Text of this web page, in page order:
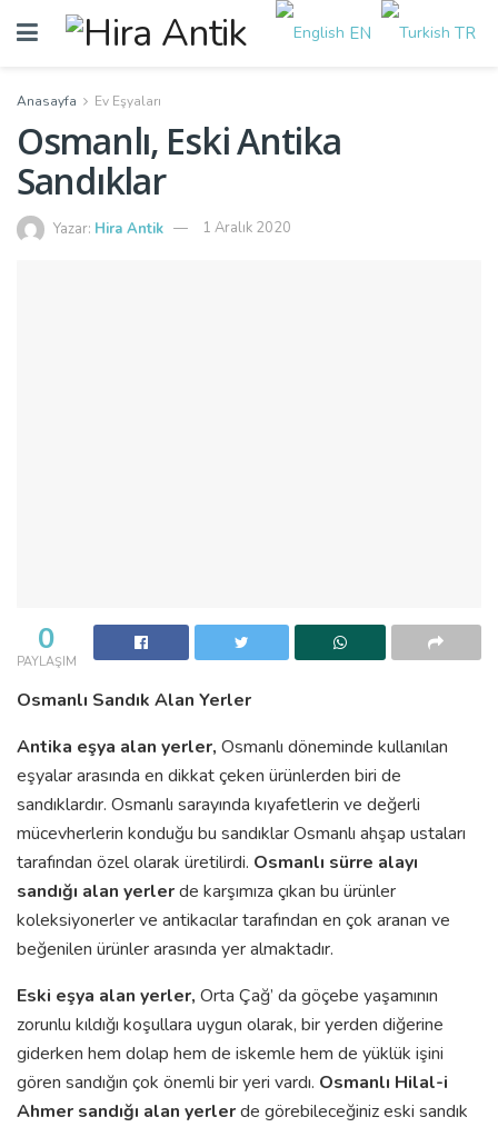
EN TR
Anasayfa Ev Eşyaları
Osmanlı, Eski Antika
Sandıklar
Yazar: Hira Antik 1 Aralık 2020
0
PAYLAŞIM
Osmanlı Sandık Alan Yerler
Antika eşya alan yerler, Osmanlı döneminde kullanılan
eşyalar arasında en dikkat çeken ürünlerden biri de
sandıklardır. Osmanlı sarayında kıyafetlerin ve değerli
mücevherlerin konduğu bu sandıklar Osmanlı ahşap ustaları
tarafından özel olarak üretilirdi. Osmanlı sürre alayı
sandığı alan yerlerde karşımıza çıkan bu ürünler
koleksiyonerler ve antikacılar tarafından en çok aranan ve
beğenilen ürünler arasında yer almaktadır.
Eski eşya alan yerler, Orta Çağ’ da göçebe yaşamının
zorunlu kıldığı koşullara uygun olarak, bir yerden diğerine
giderken hem dolap hem de iskemle hem de yüklük işini
gören sandığın çok önemli bir yeri vardı. Osmanlı Hilal-i
Ahmer sandığı alan yerlerde görebileceğiniz eski sandık